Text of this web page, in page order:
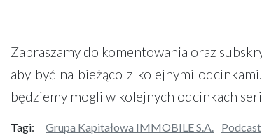
Zapraszamy do komentowania oraz
aby być na bieżąco z kolejnymi
będziemy mogli w kolejnych odcinkach
Tagi: Grupa Kapitałowa IMMOBILE S.A. Podcast